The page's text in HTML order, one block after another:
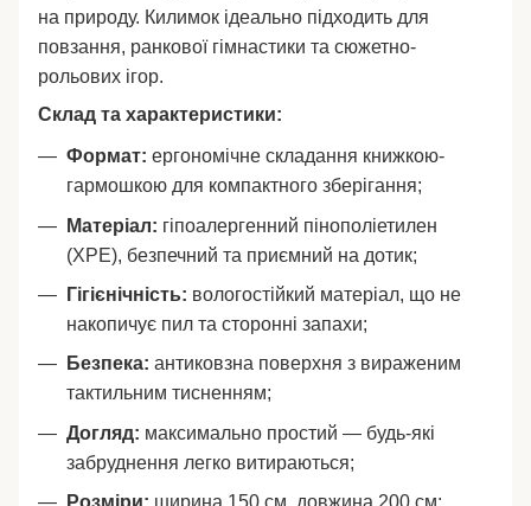
на природу. Килимок ідеально підходить для
повзання, ранкової гімнастики та сюжетно-
рольових ігор.
Склад та характеристики:
Формат: ергономічне складання книжкою-
гармошкою для компактного зберігання;
Матеріал: гіпоалергенний пінополіетилен
(XPE), безпечний та приємний на дотик;
Гігієнічність: вологостійкий матеріал, що не
накопичує пил та сторонні запахи;
Безпека: антиковзна поверхня з вираженим
тактильним тисненням;
Догляд: максимально простий — будь-які
забруднення легко витираються;